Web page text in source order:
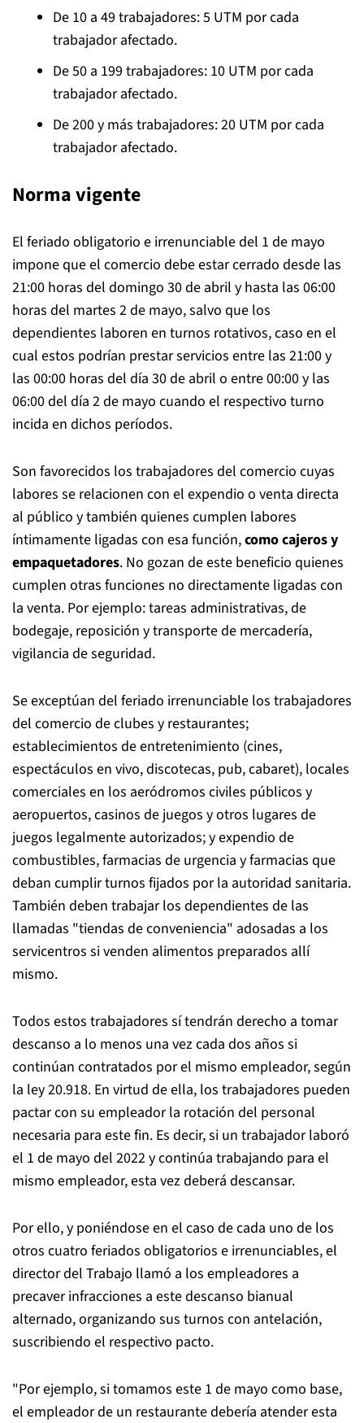
De 10 a 49 trabajadores: 5 UTM por cada
trabajador afectado.
De 50 a 199 trabajadores: 10 UTM por cada
trabajador afectado.
De 200 y más trabajadores: 20 UTM por cada
trabajador afectado.
Norma vigente
El feriado obligatorio e irrenunciable del 1 de mayo
impone que el comercio debe estar cerrado desde las
21:00 horas del domingo 30 de abril y hasta las 06:00
horas del martes 2 de mayo, salvo que los
dependientes laboren en turnos rotativos, caso en el
cual estos podrían prestar servicios entre las 21:00 y
las 00:00 horas del día 30 de abril o entre 00:00 y las
06:00 del día 2 de mayo cuando el respectivo turno
incida en dichos períodos.
Son favorecidos los trabajadores del comercio cuyas
labores se relacionen con el expendio o venta directa
al público y también quienes cumplen labores
íntimamente ligadas con esa función,como cajeros y
empaquetadores. No gozan de este beneficio quienes
cumplen otras funciones no directamente ligadas con
la venta. Por ejemplo: tareas administrativas, de
bodegaje, reposición y transporte de mercadería,
vigilancia de seguridad.
Se exceptúan del feriado irrenunciable los trabajadores
del comercio de clubes y restaurantes;
establecimientos de entretenimiento (cines,
espectáculos en vivo, discotecas, pub, cabaret), locales
comerciales en los aeródromos civiles públicos y
aeropuertos, casinos de juegos y otros lugares de
juegos legalmente autorizados; y expendio de
combustibles, farmacias de urgencia y farmacias que
deban cumplir turnos fijados por la autoridad sanitaria.
También deben trabajar los dependientes de las
llamadas "tiendas de conveniencia" adosadas a los
servicentros si venden alimentos preparados allí
mismo.
Todos estos trabajadores sí tendrán derecho a tomar
descanso a lo menos una vez cada dos años si
continúan contratados por el mismo empleador, según
la ley 20.918. En virtud de ella, los trabajadores pueden
pactar con su empleador la rotación del personal
necesaria para este fin. Es decir, si un trabajador laboró
el 1 de mayo del 2022 y continúa trabajando para el
mismo empleador, esta vez deberá descansar.
Por ello, y poniéndose en el caso de cada uno de los
otros cuatro feriados obligatorios e irrenunciables, el
director del Trabajo llamó a los empleadores a
precaver infracciones a este descanso bianual
alternado, organizando sus turnos con antelación,
suscribiendo el respectivo pacto.
"Por ejemplo, si tomamos este 1 de mayo como base,
el empleador de un restaurante debería atender esta